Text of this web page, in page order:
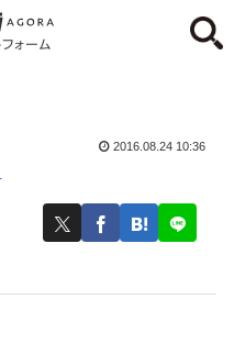
2016.08.24 10:36